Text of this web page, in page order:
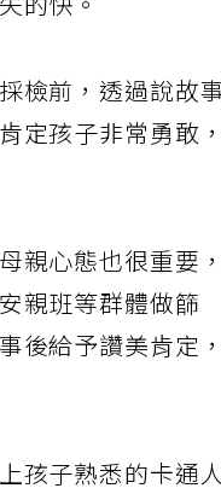
的快。
檢前，透過說故
定孩子非常勇敢
親心態也很重要
親班等群體做篩
後給予讚美肯定